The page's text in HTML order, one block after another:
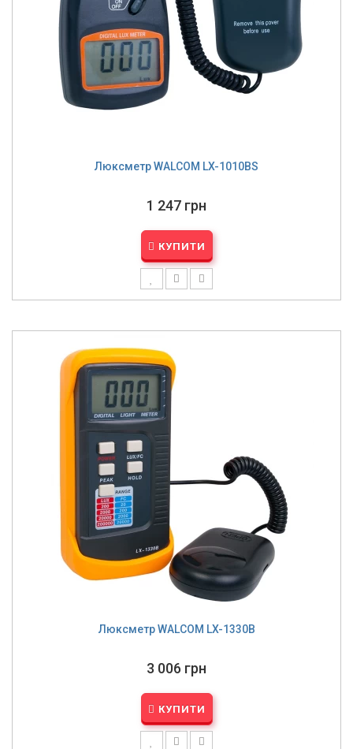
Люксметр WALCOM LX-1010BS
1 247 грн
КУПИТИ
Люксметр WALCOM LX-1330B
3 006 грн
КУПИТИ